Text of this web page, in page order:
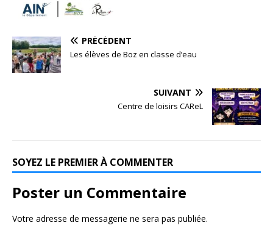
PRÉCÉDENT
Les élèves de Boz en classe d’eau
SUIVANT
Centre de loisirs CAReL
SOYEZ LE PREMIER À COMMENTER
Poster un Commentaire
Votre adresse de messagerie ne sera pas publiée.